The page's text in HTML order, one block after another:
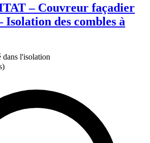
– Couvreur façadier
des combles à
dans l'isolation